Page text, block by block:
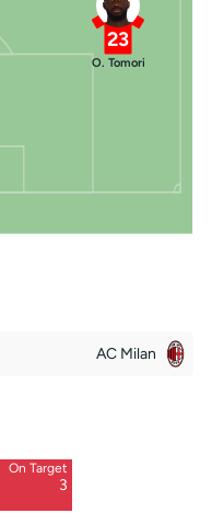
23
O. Tomori
AC Milan
On Target
3